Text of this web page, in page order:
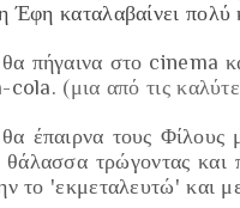
Έφη καταλαβαίνει πολύ
πήγαινα στο cinema
cola. (μια από τις
έπαιρνα τους Φίλους
θάλασσα τρώγοντας
το 'εκμεταλευτώ' και